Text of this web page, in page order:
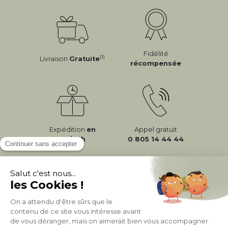
Livraison Gratuite(1)
Fidélité
récompensée
Expédition en
24/72h
Appel gratuit
0 805 14 44 44
À PROPOS DE MILIBOO
AIDE & CONTACT